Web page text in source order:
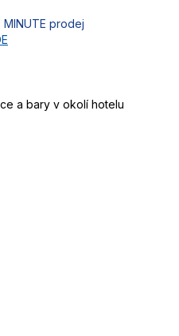
prodej
a bary v okolí hotelu